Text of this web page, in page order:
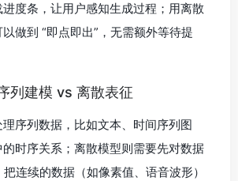
度条，让用户感知生成过程；用离散
做到 “即点即出”，无需额外等待提
列建模 vs 离散表征
序列数据，比如文本、时间序列图
时序关系；离散模型则需要先对数据
连续的数据（如像素值、语音波形）